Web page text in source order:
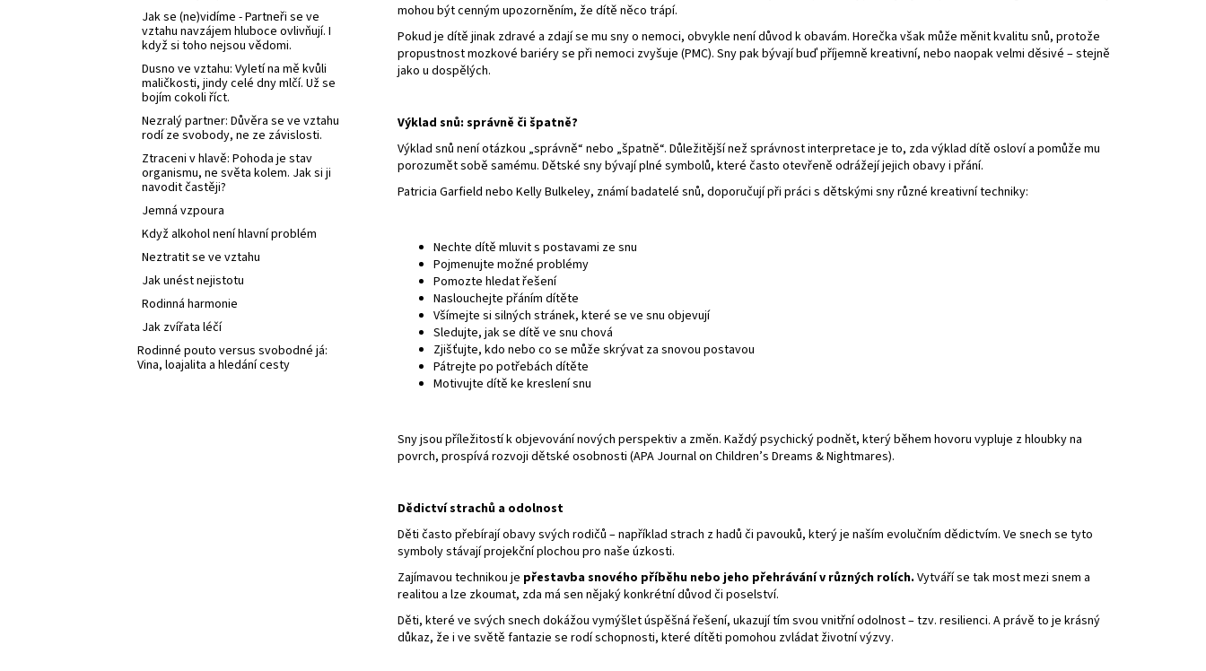
Jak se (ne)vidíme - Partneři se ve
vztahu navzájem hluboce ovlivňují. I
když si toho nejsou vědomi.
Dusno ve vztahu: Vyletí na mě kvůli
maličkosti, jindy celé dny mlčí. Už se
bojím cokoli říct.
Nezralý partner: Důvěra se ve vztahu
rodí ze svobody, ne ze závislosti.
Ztraceni v hlavě: Pohoda je stav
organismu, ne světa kolem. Jak si ji
navodit častěji?
Jemná vzpoura
Když alkohol není hlavní problém
Neztratit se ve vztahu
Jak unést nejistotu
Rodinná harmonie
Jak zvířata léčí
Rodinné pouto versus svobodné já:
Vina, loajalita a hledání cesty
mohou být cenným upozorněním, že dítě něco trápí.
Pokud je dítě jinak zdravé a zdají se mu sny o nemoci, obvykle není důvod k obavám. Horečka však může měnit kvalitu snů, protože
propustnost mozkové bariéry se při nemoci zvyšuje (PMC). Sny pak bývají buď příjemně kreativní, nebo naopak velmi děsivé – stejně
jako u dospělých.
Výklad snů: správně či špatně?
Výklad snů není otázkou „správně“ nebo „špatně“. Důležitější než správnost interpretace je to, zda výklad dítě osloví a pomůže mu
porozumět sobě samému. Dětské sny bývají plné symbolů, které často otevřeně odrážejí jejich obavy i přání.
Patricia Garfield nebo Kelly Bulkeley, známí badatelé snů, doporučují při práci s dětskými sny různé kreativní techniky:
Nechte dítě mluvit s postavami ze snu
Pojmenujte možné problémy
Pomozte hledat řešení
Naslouchejte přáním dítěte
Všímejte si silných stránek, které se ve snu objevují
Sledujte, jak se dítě ve snu chová
Zjišťujte, kdo nebo co se může skrývat za snovou postavou
Pátrejte po potřebách dítěte
Motivujte dítě ke kreslení snu
Sny jsou příležitostí k objevování nových perspektiv a změn. Každý psychický podnět, který během hovoru vypluje z hloubky na
povrch, prospívá rozvoji dětské osobnosti (APA Journal on Children’s Dreams & Nightmares).
Dědictví strachů a odolnost
Děti často přebírají obavy svých rodičů – například strach z hadů či pavouků, který je naším evolučním dědictvím. Ve snech se tyto
symboly stávají projekční plochou pro naše úzkosti.
Zajímavou technikou je přestavba snového příběhu nebo jeho přehrávání v různých rolích. Vytváří se tak most mezi snem a
realitou a lze zkoumat, zda má sen nějaký konkrétní důvod či poselství.
Děti, které ve svých snech dokážou vymýšlet úspěšná řešení, ukazují tím svou vnitřní odolnost – tzv. resilienci. A právě to je krásný
důkaz, že i ve světě fantazie se rodí schopnosti, které dítěti pomohou zvládat životní výzvy.